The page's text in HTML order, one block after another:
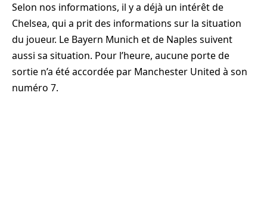
Selon nos informations, il y a déjà un intérêt de
Chelsea, qui a prit des informations sur la situation
du joueur. Le Bayern Munich et de Naples suivent
aussi sa situation. Pour l’heure, aucune porte de
sortie n’a été accordée par Manchester United à son
numéro 7.